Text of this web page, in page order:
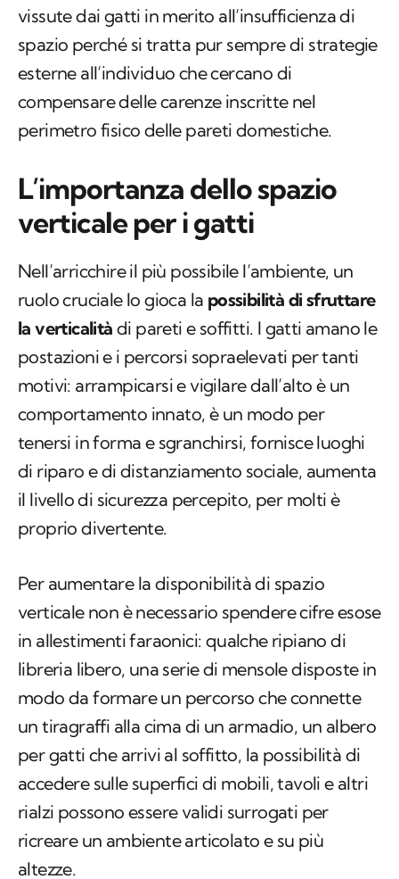
vissute dai gatti in merito all’insufficienza di
spazio perché si tratta pur sempre di strategie
esterne all’individuo che cercano di
compensare delle carenze inscritte nel
perimetro fisico delle pareti domestiche.
L’importanza dello spazio
verticale per i gatti
Nell’arricchire il più possibile l’ambiente, un
ruolo cruciale lo gioca la possibilità di sfruttare
la verticalità di pareti e soffitti. I gatti amano le
postazioni e i percorsi sopraelevati per tanti
motivi: arrampicarsi e vigilare dall’alto è un
comportamento innato, è un modo per
tenersi in forma e sgranchirsi, fornisce luoghi
di riparo e di distanziamento sociale, aumenta
il livello di sicurezza percepito, per molti è
proprio divertente.
Per aumentare la disponibilità di spazio
verticale non è necessario spendere cifre esose
in allestimenti faraonici: qualche ripiano di
libreria libero, una serie di mensole disposte in
modo da formare un percorso che connette
un tiragraffi alla cima di un armadio, un albero
per gatti che arrivi al soffitto, la possibilità di
accedere sulle superfici di mobili, tavoli e altri
rialzi possono essere validi surrogati per
ricreare un ambiente articolato e su più
altezze.